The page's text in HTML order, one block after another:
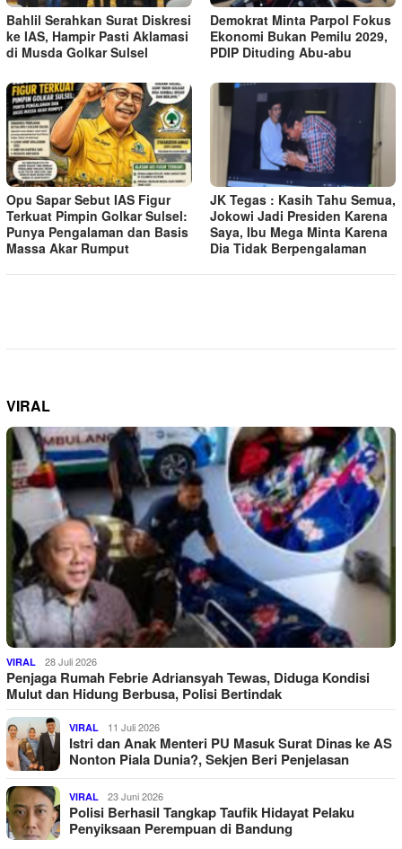
Bahlil Serahkan Surat Diskresi
ke IAS, Hampir Pasti Aklamasi
di Musda Golkar Sulsel
Demokrat Minta Parpol Fokus
Ekonomi Bukan Pemilu 2029,
PDIP Dituding Abu-abu
Opu Sapar Sebut IAS Figur
Terkuat Pimpin Golkar Sulsel:
Punya Pengalaman dan Basis
Massa Akar Rumput
JK Tegas : Kasih Tahu Semua,
Jokowi Jadi Presiden Karena
Saya, Ibu Mega Minta Karena
Dia Tidak Berpengalaman
VIRAL
VIRAL 28 Juli 2026
Penjaga Rumah Febrie Adriansyah Tewas, Diduga Kondisi
Mulut dan Hidung Berbusa, Polisi Bertindak
VIRAL 11 Juli 2026
Istri dan Anak Menteri PU Masuk Surat Dinas ke AS
Nonton Piala Dunia?, Sekjen Beri Penjelasan
VIRAL 23 Juni 2026
Polisi Berhasil Tangkap Taufik Hidayat Pelaku
Penyiksaan Perempuan di Bandung